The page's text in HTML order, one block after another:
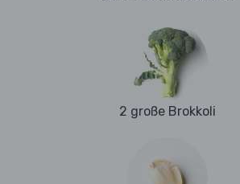
2 große Brokkoli